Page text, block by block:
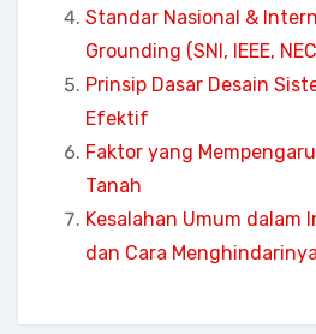
Standar Nasional &
Grounding (SNI, IEEE,
Prinsip Dasar Desain
Efektif
Faktor yang
Tanah
Kesalahan Umum dalam
dan Cara Menghindarinya